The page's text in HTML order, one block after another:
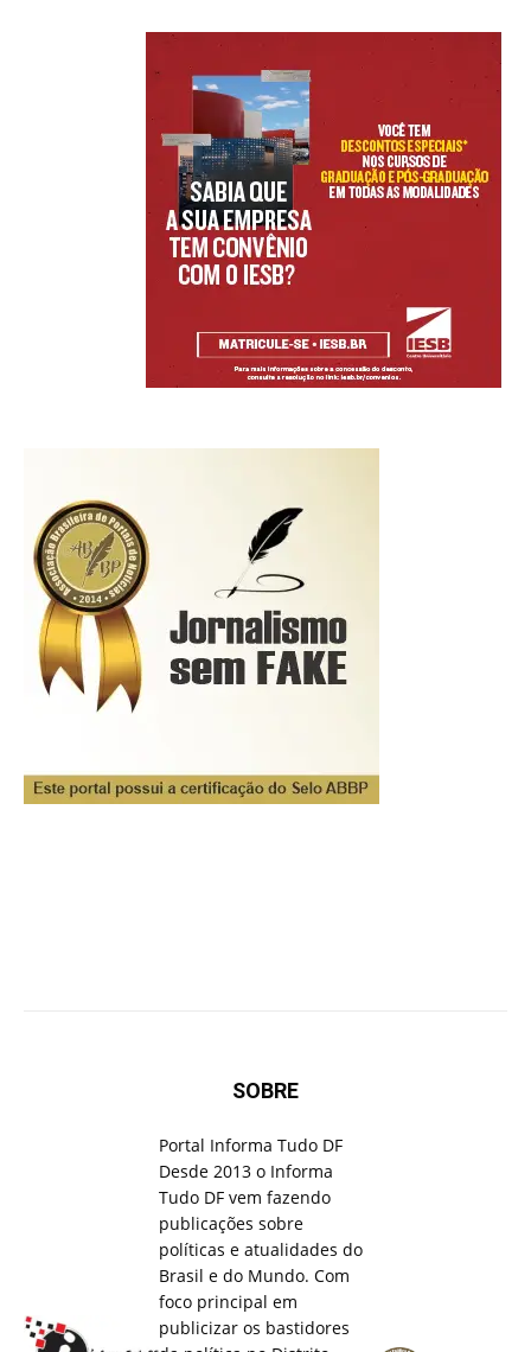
SOBRE
Portal Informa Tudo DF
Desde 2013 o Informa
Tudo DF vem fazendo
publicações sobre
políticas e atualidades do
Brasil e do Mundo. Com
foco principal em
publicizar os bastidores